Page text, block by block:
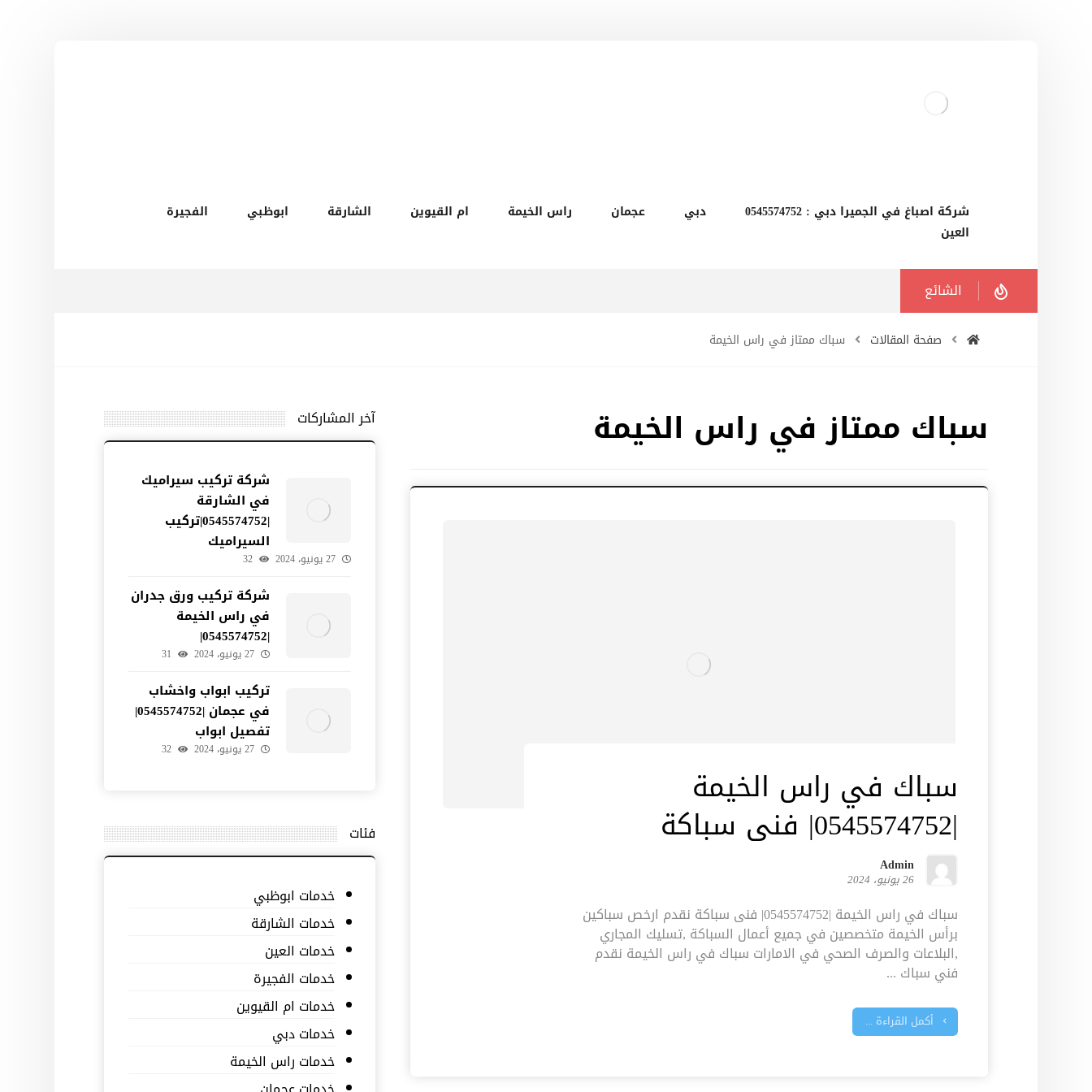
‫شركة اصباغ في الجميرا دبي : 0545574752 دبي عجمان راس الخيمة ام القيوين الشارقة ابوظبي
الفجيرة
العين
الشائع
صفحة المقالات سباك ممتاز في راس الخيمة
سباك ممتاز في راس الخيمة
سباك في راس الخيمة
|0545574752| فنى سباكة
Admin
26 يونيو، 2024
سباك في راس الخيمة |0545574752| فنى سباكة نقدم ارخص سباكين
برأس الخيمة متخصصين في جميع أعمال السباكة ,تسليك المجاري
,البلاعات والصرف الصحي في الامارات سباك في راس الخيمة نقدم
فني سباك ...
أكمل القراءة ...
آخر المشاركات
شركة تركيب سيراميك
في الشارقة
|0545574752|تركيب
السيراميك
27 يونيو، 2024 32
شركة تركيب ورق جدران
في راس الخيمة
|0545574752|
27 يونيو، 2024 31
تركيب ابواب واخشاب
في عجمان |0545574752|
تفصيل ابواب
27 يونيو، 2024 32
فئات
خدمات ابوظبي
خدمات الشارقة
خدمات العين
خدمات الفجيرة
خدمات ام القيوين
خدمات دبي
خدمات راس الخيمة